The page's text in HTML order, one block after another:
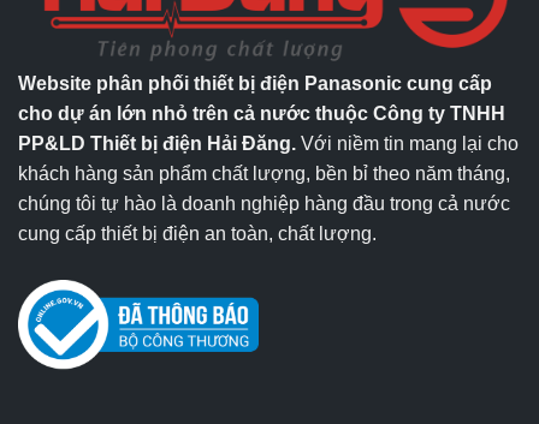
Website phân phối thiết bị điện Panasonic cung cấp
cho dự án lớn nhỏ trên cả nước thuộc Công ty TNHH
PP&LD Thiết bị điện Hải Đăng. Với niềm tin mang lại cho
khách hàng sản phẩm chất lượng, bền bỉ theo năm tháng,
chúng tôi tự hào là doanh nghiệp hàng đầu trong cả nước
cung cấp thiết bị điện an toàn, chất lượng.